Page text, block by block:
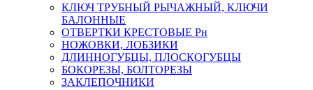
КЛЮЧ ТРУБНЫЙ РЫЧАЖНЫЙ, КЛЮЧИ
БАЛОННЫЕ
ОТВЕРТКИ КРЕСТОВЫЕ Рн
НОЖОВКИ, ЛОБЗИКИ
ДЛИННОГУБЦЫ, ПЛОСКОГУБЦЫ
БОКОРЕЗЫ, БОЛТОРЕЗЫ
ЗАКЛЕПОЧНИКИ